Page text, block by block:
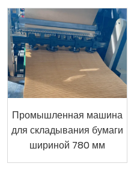
Промышленная машина
для складывания бумаги
шириной 780 мм